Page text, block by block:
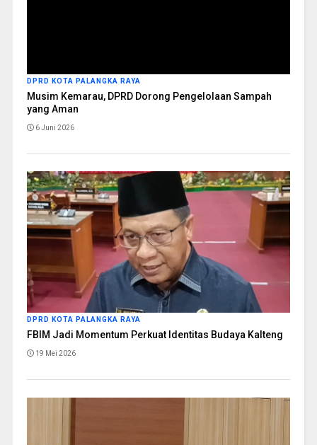
DPRD KOTA PALANGKA RAYA
Musim Kemarau, DPRD Dorong Pengelolaan Sampah
yang Aman
6 Juni 2026
DPRD KOTA PALANGKA RAYA
FBIM Jadi Momentum Perkuat Identitas Budaya Kalteng
19 Mei 2026